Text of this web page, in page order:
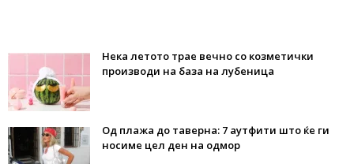
Нека летото трае вечно со козметички
производи на база на лубеница
Од плажа до таверна: 7 аутфити што ќе ги
носиме цел ден на одмор